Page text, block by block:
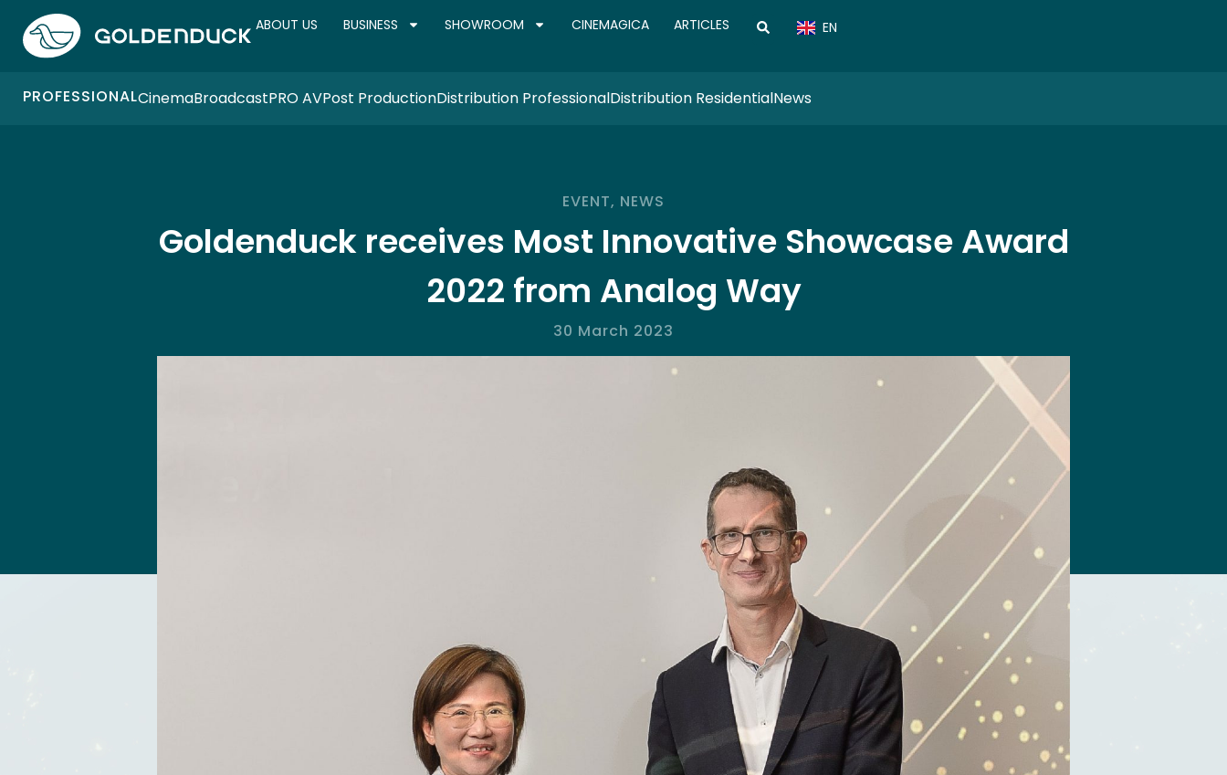
ABOUT US BUSINESS SHOWROOM CINEMAGICA ARTICLES EN
CN
PROFESSIONALCinemaBroadcastPRO AVPost ProductionDistribution ProfessionalDistribution ResidentialNews
EVENT, NEWS
Goldenduck receives Most Innovative Showcase Award
2022 from Analog Way
30 March 2023